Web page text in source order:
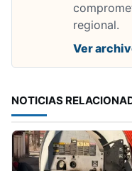
regional.
Ver
NOTICIAS